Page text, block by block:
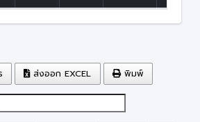
ส่งออก EXCEL พิมพ์